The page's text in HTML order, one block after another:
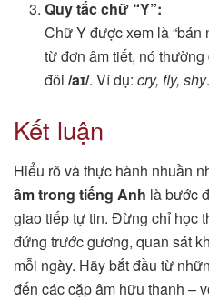
Quy tắc chữ “Y”:
Chữ Y được xem là “bán
từ đơn âm tiết, nó
đôi/aɪ/. Ví dụ:cry, fly, shy.
Kết luận
Hiểu rõ và thực hành nhuần
âm trong tiếng Anh là bước
giao tiếp tự tin. Đừng chỉ học
đứng trước gương, quan sát
mỗi ngày. Hãy bắt đầu từ
đến các cặp âm hữu thanh –